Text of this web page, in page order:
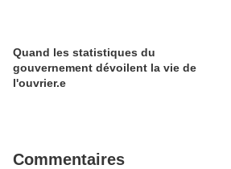
Quand les statistiques du
gouvernement dévoilent la vie de
l'ouvrier.e
Commentaires